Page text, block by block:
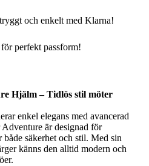
och enkelt med Klarna!
perfekt passform!
Hjälm – Tidlös stil möter
enkel elegans med avancerad
är designad för
säkerhet och stil. Med sin
känns den alltid modern och